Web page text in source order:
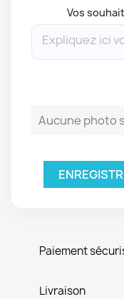
Vos
Aucune photo
Paiement
Livraison